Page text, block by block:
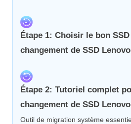
Étape 1: Choisir le bon
changement de SSD
Étape 2: Tutoriel complet
changement de SSD
Outil de migration système